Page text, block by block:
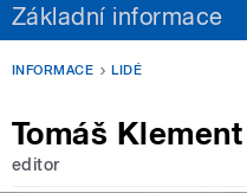
Základní informace
INFORMACE LIDÉ
Tomáš Klement
editor